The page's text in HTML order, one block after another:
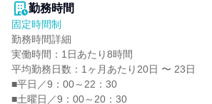
勤務時間
固定時間制
勤務時間詳細
実働時間：1日あたり8時間
平均勤務日数：1ヶ月あたり20日 〜 23日
■平日／9：00～22：30
■土曜日／9：00～20：30